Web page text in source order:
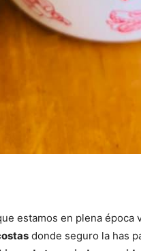
estamos en plena época
donde seguro la has